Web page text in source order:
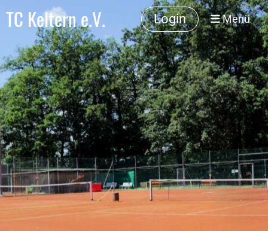
TC Keltern e.V. Login Menü